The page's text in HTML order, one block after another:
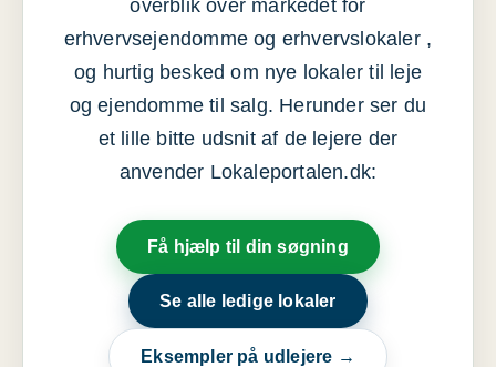
overblik over markedet for
erhvervsejendomme og erhvervslokaler ,
og hurtig besked om nye lokaler til leje
og ejendomme til salg. Herunder ser du
et lille bitte udsnit af de lejere der
anvender Lokaleportalen.dk:
Få hjælp til din søgning
Se alle ledige lokaler
Eksempler på udlejere →